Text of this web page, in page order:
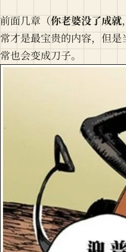
前面几章（你老婆没了成就
常才是最宝贵的内容，但
常也会变成刀子。